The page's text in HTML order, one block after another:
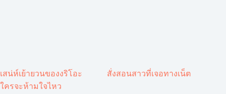
เสน่ห์เย้ายวนของงริโอะ
ใครจะห้ามใจไหว
สั่งสอนสาวที่เจอทางเน็ต